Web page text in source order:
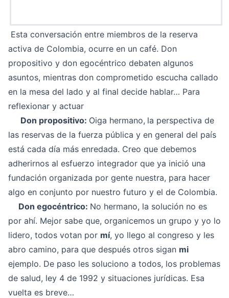
Esta conversación entre miembros de la reserva
activa de Colombia, ocurre en un café. Don
propositivo y don egocéntrico debaten algunos
asuntos, mientras don comprometido escucha callado
en la mesa del lado y al final decide hablar… Para
reflexionar y actuar
Don propositivo: Oiga hermano, la perspectiva de
las reservas de la fuerza pública y en general del país
está cada día más enredada. Creo que debemos
adherirnos al esfuerzo integrador que ya inició una
fundación organizada por gente nuestra, para hacer
algo en conjunto por nuestro futuro y el de Colombia.
Don egocéntrico: No hermano, la solución no es
por ahí. Mejor sabe que, organicemos un grupo y yo lo
lidero, todos votan por mí, yo llego al congreso y les
abro camino, para que después otros sigan mi
ejemplo. De paso les soluciono a todos, los problemas
de salud, ley 4 de 1992 y situaciones jurídicas. Esa
vuelta es breve…